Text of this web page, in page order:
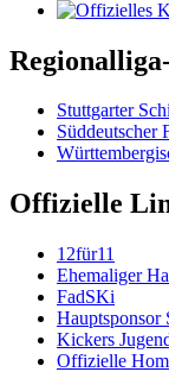
Stuttgarter
Süddeutscher
Offizielle
12für11
Ehemaliger
FadSKi
Hauptsponsor
Kickers
Offizielle